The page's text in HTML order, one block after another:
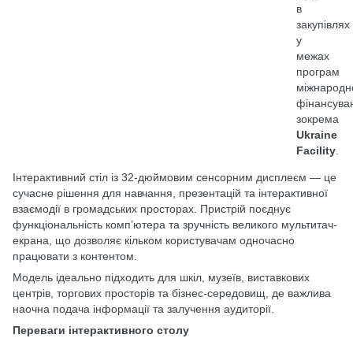
в
закупівлях
у
межах
програм
зокрема
Ukraine
Facility
Інтерактивний стіл із 32-дюймовим сенсорним дисплеєм — це
сучасне рішення для навчання, презентацій та інтерактивної
взаємодії в громадських просторах. Пристрій поєднує
функціональність комп’ютера та зручність великого мультитач-
екрана, що дозволяє кільком користувачам одночасно
працювати з контентом.
Модель ідеально підходить для шкіл, музеїв, виставкових
центрів, торгових просторів та бізнес-середовищ, де важлива
наочна подача інформації та залучення аудиторії.
Переваги інтерактивного столу